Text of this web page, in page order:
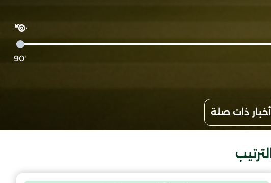
'90
أخبار ذات صلة
الترتيب